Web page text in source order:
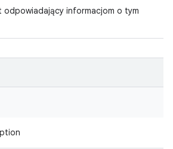
odpowiadający informacjom o tym